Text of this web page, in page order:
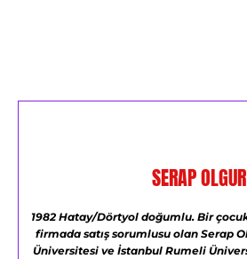
SERAP OLGUR
1982 Hatay/Dörtyol doğumlu. Bir
firmada satış sorumlusu olan Serap
Üniversitesi ve İstanbul Rumeli